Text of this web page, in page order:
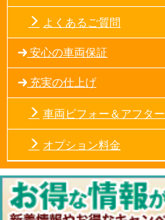
よくあるご質問
安心の車両保証
充実の仕上げ
車両ビフォー＆アフター
オプション料金